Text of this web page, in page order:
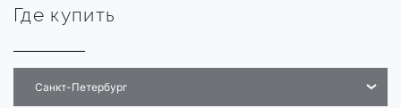
Где купить
Санкт-Петербург